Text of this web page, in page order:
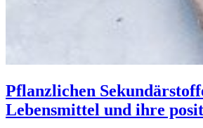
Pflanzlichen
Lebensmittel und ihre